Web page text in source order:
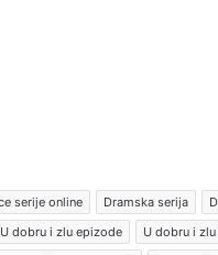
serije online Dramska serija
U dobru i zlu epizode U dobru i